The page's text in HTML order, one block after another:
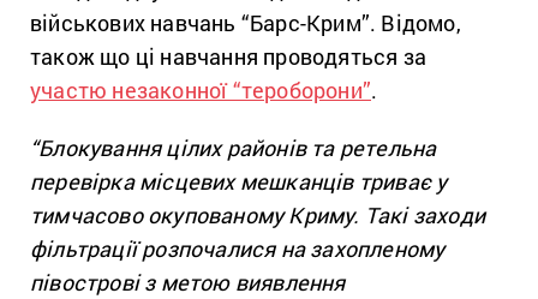
військових навчань “Барс-Крим”. Відомо,
також що ці навчання проводяться за
участю незаконної “тероборони”.
“Блокування цілих районів та ретельна
перевірка місцевих мешканців триває у
тимчасово окупованому Криму. Такі заходи
фільтрації розпочалися на захопленому
півострові з метою виявлення